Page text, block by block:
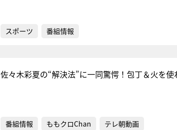
スポーツ 番組情報
佐々木彩夏の“解決法”に一同驚愕！包丁＆火を
番組情報 ももクロChan テレ朝動画